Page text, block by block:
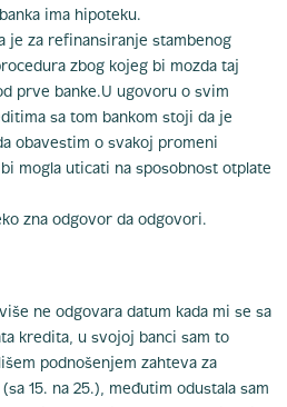
ima hipoteku.
je za refinansiranje stambenog
zbog kojeg bi mozda taj
prve banke.U ugovoru o svim
sa tom bankom stoji da je
obavestim o svakoj promeni
mogla uticati na sposobnost otplate
zna odgovor da odgovori.
ne odgovara datum kada mi se sa
kredita, u svojoj banci sam to
podnošenjem zahteva za
15. na 25.), međutim odustala sam